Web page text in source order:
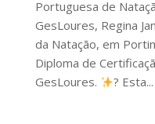
Portuguesa de
GesLoures, Regina
da Natação, em
Diploma de
GesLoures.
? Esta...